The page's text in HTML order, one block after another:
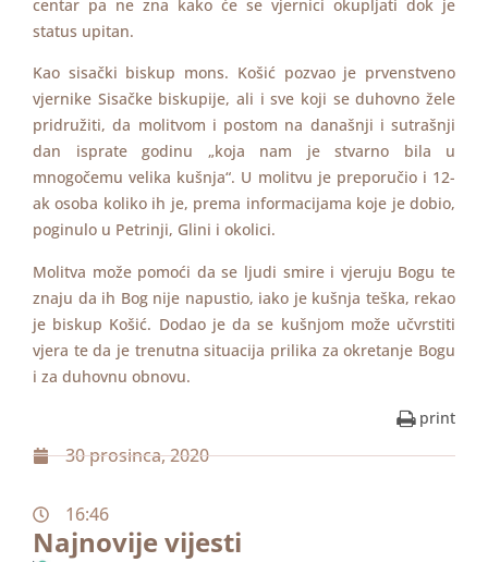
centar pa ne zna kako će se vjernici okupljati dok je
status upitan.
Kao sisački biskup mons. Košić pozvao je prvenstveno
vjernike Sisačke biskupije, ali i sve koji se duhovno žele
pridružiti, da molitvom i postom na današnji i sutrašnji
dan isprate godinu „koja nam je stvarno bila u
mnogočemu velika kušnja“. U molitvu je preporučio i 12-
ak osoba koliko ih je, prema informacijama koje je dobio,
poginulo u Petrinji, Glini i okolici.
Molitva može pomoći da se ljudi smire i vjeruju Bogu te
znaju da ih Bog nije napustio, iako je kušnja teška, rekao
je biskup Košić. Dodao je da se kušnjom može učvrstiti
vjera te da je trenutna situacija prilika za okretanje Bogu
i za duhovnu obnovu.
print
30 prosinca, 2020
16:46
Najnovije vijesti